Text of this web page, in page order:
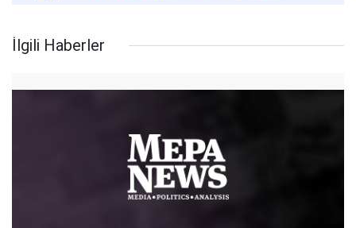
İlgili Haberler